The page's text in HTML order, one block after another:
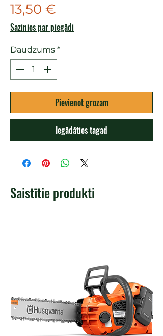
13,50 €
Sazinies par piegādi
Daudzums *
Pievienot grozam
Iegādāties tagad
Saistītie produkti